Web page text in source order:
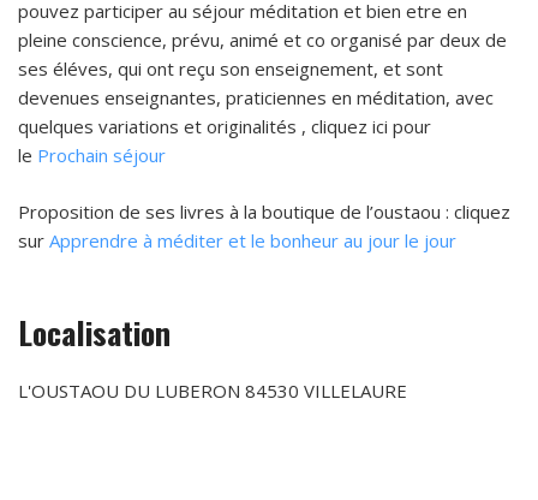
pouvez participer au séjour méditation et bien etre en
pleine conscience, prévu, animé et co organisé par deux de
ses éléves, qui ont reçu son enseignement, et sont
devenues enseignantes, praticiennes en méditation, avec
quelques variations et originalités , cliquez ici pour
le Prochain séjour
Proposition de ses livres à la boutique de l’oustaou : cliquez
sur Apprendre à méditer et le bonheur au jour le jour
Localisation
L'OUSTAOU DU LUBERON 84530 VILLELAURE